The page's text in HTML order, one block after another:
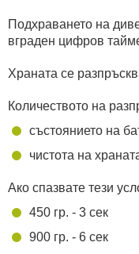
Подхраването на
вграден цифров
Храната се
Количеството на
състоянието на
чистота на
Ако спазвате тези
450 гр. - 3 сек
900 гр. - 6 сек